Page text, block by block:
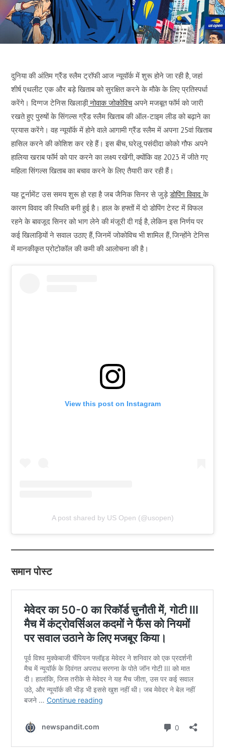
दुनिया की अंतिम ग्रैंड स्लैम ट्रॉफी आज न्यूयॉर्क में शुरू होने जा रही है, जहां
शीर्ष एथलीट एक और बड़े खिताब को सुरक्षित करने के मौके के लिए प्रतिस्पर्धा
करेंगे। दिग्गज टेनिस खिलाड़ीनोवाक जोकोविचअपने मजबूत फॉर्म को जारी
रखते हुए पुरुषों के सिंगल्स ग्रैंड स्लैम खिताब की ऑल-टाइम लीड को बढ़ाने का
प्रयास करेंगे। वह न्यूयॉर्क में होने वाले आगामी ग्रैंड स्लैम में अपना 25वां खिताब
हासिल करने की कोशिश कर रहे हैं। इस बीच, घरेलू पसंदीदा कोको गौफ अपने
हालिया खराब फॉर्म को पार करने का लक्ष्य रखेंगी, क्योंकि वह 2023 में जीते गए
महिला सिंगल्स खिताब का बचाव करने के लिए तैयारी कर रही हैं।
यह टूर्नामेंट उस समय शुरू हो रहा है जब जैनिक सिनर से जुड़ेडोपिंग विवादके
कारण विवाद की स्थिति बनी हुई है। हाल के हफ्तों में दो डोपिंग टेस्ट में विफल
रहने के बावजूद सिनर को भाग लेने की मंजूरी दी गई है, लेकिन इस निर्णय पर
कई खिलाड़ियों ने सवाल उठाए हैं, जिनमें जोकोविच भी शामिल हैं, जिन्होंने टेनिस
में मानकीकृत प्रोटोकॉल की कमी की आलोचना की है।
View this post on Instagram
A post shared by US Open (@usopen)
समान पोस्ट